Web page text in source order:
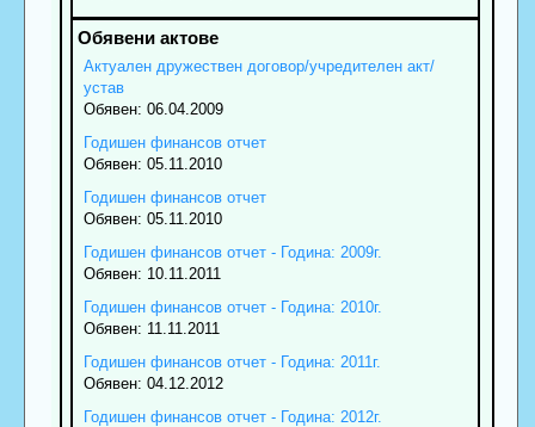
Актуален дружествен договор/учредителен акт/
устав
Обявен: 06.04.2009
Годишен финансов отчет
Обявен: 05.11.2010
Годишен финансов отчет
Обявен: 05.11.2010
Годишен финансов отчет - Година: 2009г.
Обявен: 10.11.2011
Годишен финансов отчет - Година: 2010г.
Обявен: 11.11.2011
Годишен финансов отчет - Година: 2011г.
Обявен: 04.12.2012
Годишен финансов отчет - Година: 2012г.